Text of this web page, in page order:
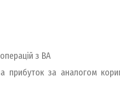
з ВА
прибуток за аналогом